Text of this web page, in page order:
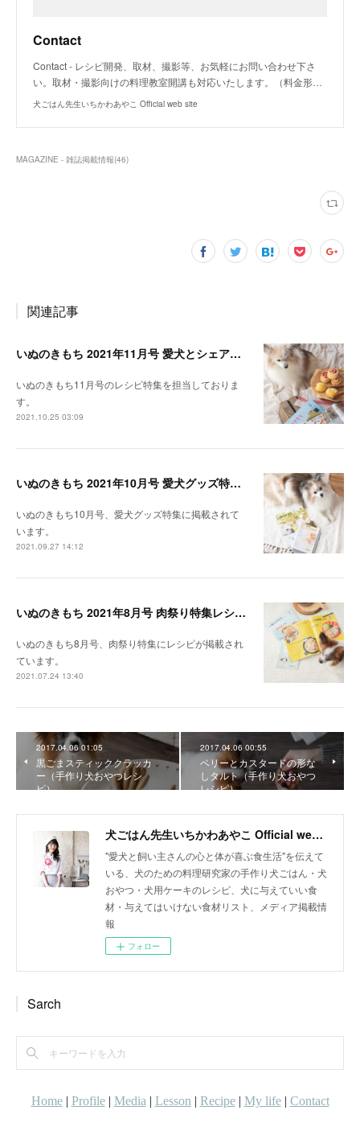
Contact
Contact - レシピ開発、取材、撮影等、お気軽にお問い合わせ下さ
い。取材・撮影向けの料理教室開講も対応いたします。（料金形…
犬ごはん先生いちかわあやこ Official web site
MAGAZINE - 雑誌掲載情報(46)
関連記事
いぬのきもち 2021年11月号 愛犬とシェアできる！レンジで作れるパンレシピ特集
いぬのきもち11月号のレシピ特集を担当しておりま
す。
2021.10.25 03:09
いぬのきもち 2021年10月号 愛犬グッズ特集レシピ掲載
いぬのきもち10月号、愛犬グッズ特集に掲載されて
います。
2021.09.27 14:12
いぬのきもち 2021年8月号 肉祭り特集レシピ掲載
いぬのきもち8月号、肉祭り特集にレシピが掲載され
ています。
2021.07.24 13:40
2017.04.06 01:05
黒ごまスティッククラッカ
ー（手作り犬おやつレシ
ピ）
2017.04.06 00:55
ベリーとカスタードの形な
しタルト（手作り犬おやつ
レシピ）
犬ごはん先生いちかわあやこ Official web site
"愛犬と飼い主さんの心と体が喜ぶ食生活"を伝えて
いる、犬のための料理研究家の手作り犬ごはん・犬
おやつ・犬用ケーキのレシピ、犬に与えていい食
材・与えてはいけない食材リスト、メディア掲載情
報
フォロー
Sarch